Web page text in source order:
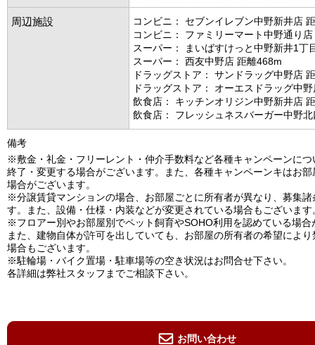
周辺施設
コンビニ： セブンイレブン中野新井店
コンビニ： ファミリーマート中野通り
スーパー： まいばすけっと中野新井1丁
スーパー： 西友中野店 距離468m
ドラッグストア： サンドラッグ中野店
ドラッグストア： オーエスドラッグ中
飲食店： キッチンオリジン中野新井店
飲食店： フレッシュネスバーガー中野
備考
※敷金・礼金・フリーレント・仲介手数料など各種キャンペーンにつ
終了・変更する場合がございます。また、各種キャンペーンキはお
場合がございます。
※分譲賃貸マンションの場合、お部屋ごとに所有者が異なり、募集諸
す。また、設備・仕様・内装などが変更されている場合もございます
※フロアー別やお部屋別でペット飼育やSOHO利用を認めている場合
また、建物自体が許可を出していても、お部屋の所有者の希望によ
場合もございます。
※駐輪場・バイク置場・駐車場等の空き状況はお問合せ下さい。
各詳細は弊社スタッフまでご相談下さい。
お問い合わせ